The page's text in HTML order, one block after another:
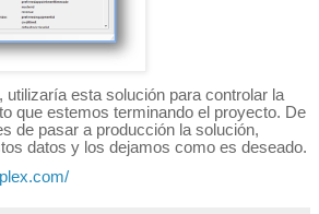
esta solución para controlar la
que estemos terminando el proyecto. De
de pasar a producción la solución,
datos y los dejamos como es deseado.